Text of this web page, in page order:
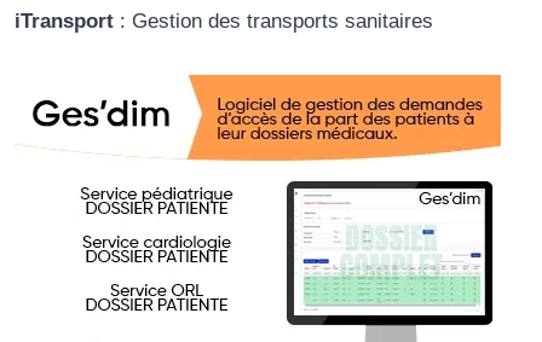
iTransport : Gestion des transports sanitaires